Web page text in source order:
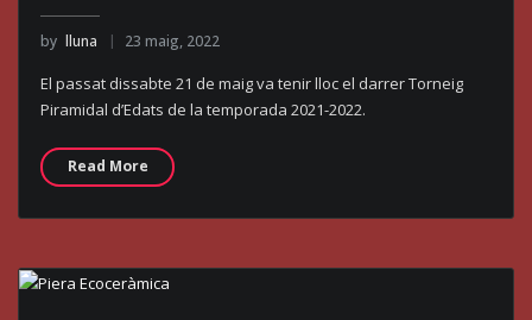
by lluna 23 maig, 2022
El passat dissabte 21 de maig va tenir lloc el darrer Torneig
Piramidal d’Edats de la temporada 2021-2022.
Read More